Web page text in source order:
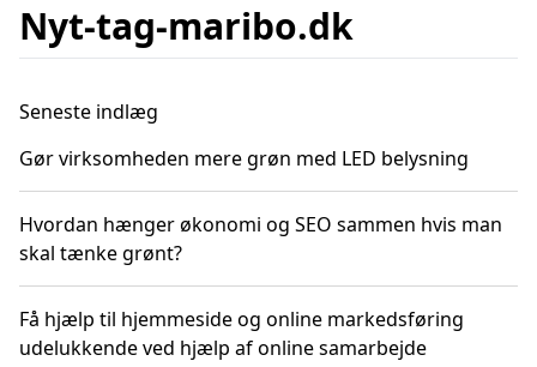
Nyt-tag-maribo.dk
Seneste indlæg
Gør virksomheden mere grøn med LED belysning
Hvordan hænger økonomi og SEO sammen hvis man
skal tænke grønt?
Få hjælp til hjemmeside og online markedsføring
udelukkende ved hjælp af online samarbejde